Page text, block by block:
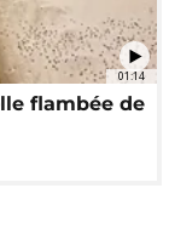
01:14
flambée de